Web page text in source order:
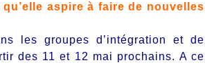
aspire à faire de nouvelles
les groupes d’intégration et de
des 11 et 12 mai prochains. A ce